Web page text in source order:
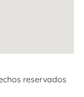
reservados